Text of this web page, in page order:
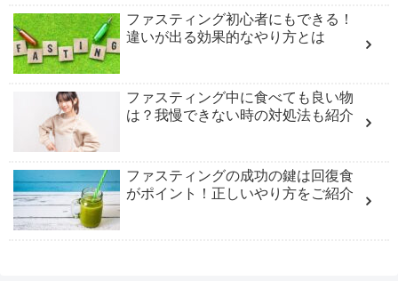
ファスティング初心者にもできる！
違いが出る効果的なやり方とは
ファスティング中に食べても良い物
は？我慢できない時の対処法も紹介
ファスティングの成功の鍵は回復食
がポイント！正しいやり方をご紹介